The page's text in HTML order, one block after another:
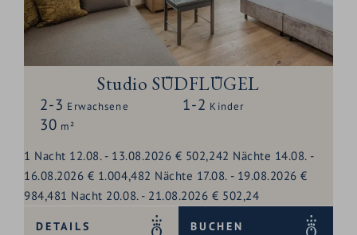
Studio SÜDFLÜGEL
2-3 Erwachsene 1-2 Kinder
30 m²
1 Nacht 12.08.- 13.08.2026 € 502,242 Nächte 14.08.-
16.08.2026 € 1.004,482 Nächte 17.08. - 19.08.2026 €
984,481 Nacht 20.08.- 21.08.2026 € 502,24
DETAILS BUCHEN